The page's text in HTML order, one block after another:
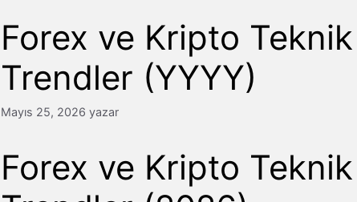
Forex ve Kripto
Trendler (YYYY)
Mayıs 25, 2026 yazar
Forex ve Kripto